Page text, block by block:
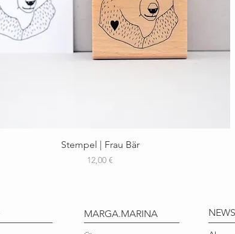
Schnellansicht
Stempel | Frau Bär
Preis
12,00 €
MARGA.MARINA